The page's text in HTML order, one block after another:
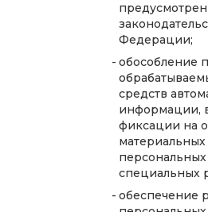
Федерации;
обособление
средств
информации,
фиксации на
материальных
специальных
обеспечение